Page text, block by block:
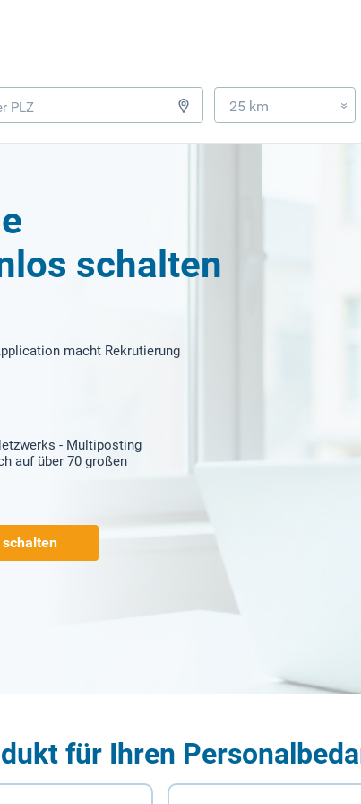
25 km »
schalten
macht Rekrutierung
- Multiposting
auf über 70 großen
für Ihren